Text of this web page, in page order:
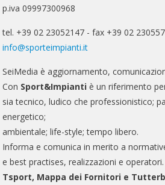
p.iva 09997300968
tel. +39 02 23052147 - fax +39 02
info@sporteimpianti.it
SeiMedia è aggiornamento,
Con Sport&Impianti è un riferimento
sia tecnico, ludico che professionistico;
energetico;
ambientale; life-style; tempo libero.
Informa e comunica in merito a
e best practises, realizzazioni e operatori.
Tsport, Mappa dei Fornitori e